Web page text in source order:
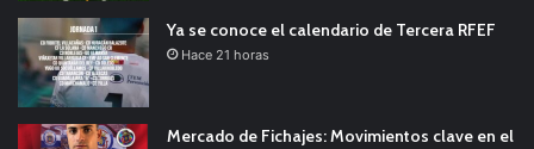
Ya se conoce el calendario de Tercera RFEF
Hace 21 horas
Mercado de Fichajes: Movimientos clave en el